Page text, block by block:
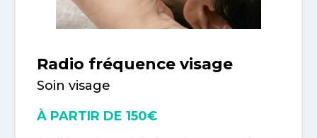
Radio fréquence visage
Soin visage
À PARTIR DE 150€